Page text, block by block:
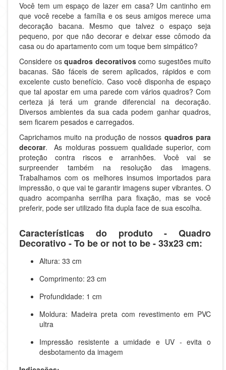
Você tem um espaço de lazer em casa? Um cantinho em
que você recebe a família e os seus amigos merece uma
decoração bacana. Mesmo que talvez o espaço seja
pequeno, por que não decorar e deixar esse cômodo da
casa ou do apartamento com um toque bem simpático?
Considere os quadros decorativos como sugestões muito
bacanas. São fáceis de serem aplicados, rápidos e com
excelente custo benefício. Caso você disponha de espaço
que tal apostar em uma parede com vários quadros? Com
certeza já terá um grande diferencial na decoração.
Diversos ambientes da sua cada podem ganhar quadros,
sem ficarem pesados e carregados.
Caprichamos muito na produção de nossos quadros para
decorar. As molduras possuem qualidade superior, com
proteção contra riscos e arranhões. Você vai se
surpreender também na resolução das imagens.
Trabalhamos com os melhores insumos importados para
impressão, o que vai te garantir imagens super vibrantes. O
quadro acompanha serrilha para fixação, mas se você
preferir, pode ser utilizado fita dupla face de sua escolha.
Características do produto - Quadro
Decorativo - To be or not to be - 33x23 cm:
Altura: 33 cm
Comprimento: 23 cm
Profundidade: 1 cm
Moldura: Madeira preta com revestimento em PVC
ultra
Impressão resistente a umidade e UV - evita o
desbotamento da imagem